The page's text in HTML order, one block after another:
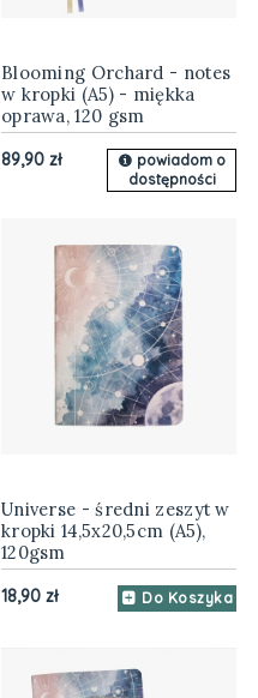
Blooming Orchard - notes
w kropki (A5) - miękka
oprawa, 120 gsm
89,90 zł
powiadom o
dostępności
Universe - średni zeszyt w
kropki 14,5x20,5cm (A5),
120gsm
18,90 zł Do Koszyka